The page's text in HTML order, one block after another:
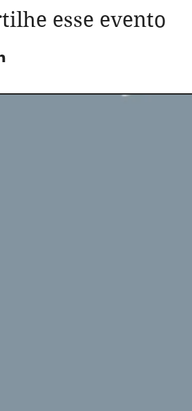
esse evento